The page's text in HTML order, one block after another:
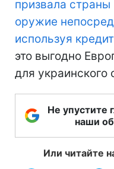
призвала страны
оружие
используя
это выгодно
для украинского
Не упустите
наши
Или читайте